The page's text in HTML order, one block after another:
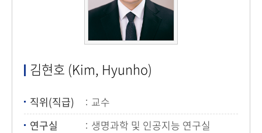
김현호 (Kim, Hyunho)
직위(직급)
교수
연구실
생명과학 및 인공지능 연구실